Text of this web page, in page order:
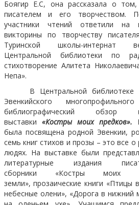
Боягир Е.С, она рассказала о
писателем и его творчеством.
участники чтений ответили на
викторины по творчеству
Туринской школы-интернат
Центральной библиотеки по
стихотворение Алитета
Непа».
В Центральной библиотеке
Эвенкийского
библиографический обзор
выставки «Костры моих предков».
была посвящена родной Эвенкии,
семь книг стихов и прозы – это все
людях. На выставке были
литературные издания
сборники «Костры моих
земли», прозаические книги «Птицы
небесные олени», «Дорога в нижний